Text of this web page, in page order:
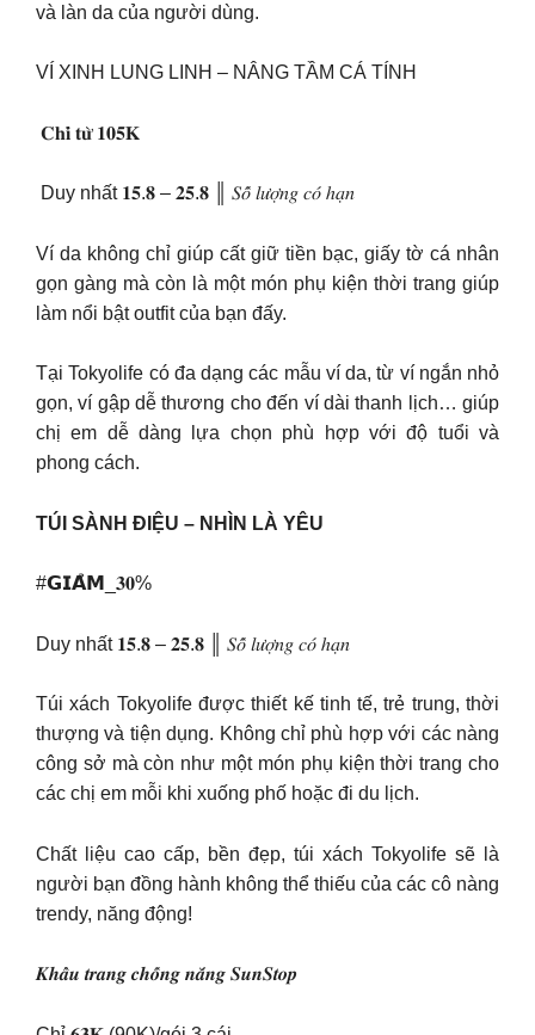
và làn da của người dùng.
VÍ XINH LUNG LINH – NÂNG TẦM CÁ TÍNH
️ 𝐂𝐡𝐢̉ 𝐭𝐮̛̀ 𝟏𝟎𝟓𝐊
️ Duy nhất 𝟏𝟓.𝟖 – 𝟐𝟓.𝟖 ║ 𝑆𝑜̂́ 𝑙𝑢̛𝑜̛̣𝑛𝑔 𝑐𝑜́ ℎ𝑎̣𝑛
Ví da không chỉ giúp cất giữ tiền bạc, giấy tờ cá nhân
gọn gàng mà còn là một món phụ kiện thời trang giúp
làm nổi bật outfit của bạn đấy.
Tại Tokyolife có đa dạng các mẫu ví da, từ ví ngắn nhỏ
gọn, ví gập dễ thương cho đến ví dài thanh lịch… giúp
chị em dễ dàng lựa chọn phù hợp với độ tuổi và
phong cách.
TÚI SÀNH ĐIỆU – NHÌN LÀ YÊU
#𝗚𝗜𝗔̉𝗠_𝟑𝟎%
Duy nhất 𝟏𝟓.𝟖 – 𝟐𝟓.𝟖 ║ 𝑆𝑜̂́ 𝑙𝑢̛𝑜̛̣𝑛𝑔 𝑐𝑜́ ℎ𝑎̣𝑛
Túi xách Tokyolife được thiết kế tinh tế, trẻ trung, thời
thượng và tiện dụng. Không chỉ phù hợp với các nàng
công sở mà còn như một món phụ kiện thời trang cho
các chị em mỗi khi xuống phố hoặc đi du lịch.
Chất liệu cao cấp, bền đẹp, túi xách Tokyolife sẽ là
người bạn đồng hành không thể thiếu của các cô nàng
trendy, năng động!
𝑲𝒉𝒂̂̉𝒖 𝒕𝒓𝒂𝒏𝒈 𝒄𝒉𝒐̂́𝒏𝒈 𝒏𝒂̆́𝒏𝒈 𝑺𝒖𝒏𝑺𝒕𝒐𝒑